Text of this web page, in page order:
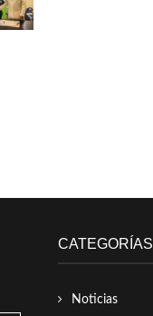
CATEGORÍAS
Noticias